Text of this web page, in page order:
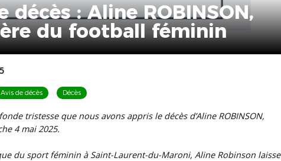
décès : Aline ROBINSON,
du football féminin
Avis de décès Décès
tristesse que nous avons appris le décès d’Aline ROBINSON,
4 mai 2025.
du sport féminin à Saint-Laurent-du-Maroni, Aline Robinson laisse